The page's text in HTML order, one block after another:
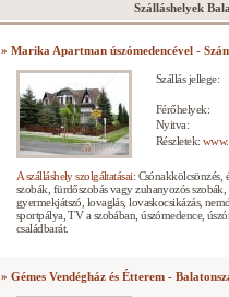
Szálláshelyek
» Marika Apartman úszómedencével -
Szállás jellege:
Férőhelyek:
Nyitva:
Részletek:
A szálláshely szolgáltatásai: Csónakkölcsönzés,
szobák, fürdőszobás vagy zuhanyozós
gyermekjátszó, lovaglás, lovaskocsikázás,
sportpálya, TV a szobában, úszómedence,
családbarát.
» Gémes Vendégház és Étterem -